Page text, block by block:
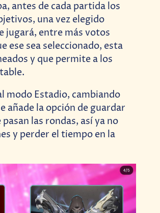
antes de cada partida los
una vez elegido
jugará, entre más votos
ese sea seleccionado, esta
y que permite a los
modo Estadio, cambiando
añade la opción de guardar
las rondas, así ya no
y perder el tiempo en la